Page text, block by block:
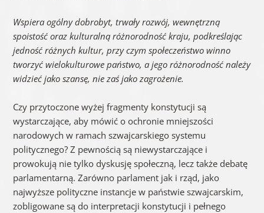
Wspiera ogólny dobrobyt, trwały rozwój, wewnętrzną
spoistość oraz kulturalną różnorodność kraju, podkreślając
jedność różnych kultur, przy czym społeczeństwo winno
tworzyć wielokulturowe państwo, a jego różnorodność należy
widzieć jako szansę, nie zaś jako zagrożenie.
Czy przytoczone wyżej fragmenty konstytucji są
wystarczające, aby mówić o ochronie mniejszości
narodowych w ramach szwajcarskiego systemu
politycznego? Z pewnością są niewystarczające i
prowokują nie tylko dyskusję społeczną, lecz także debatę
parlamentarną. Zarówno parlament jak i rząd, jako
najwyższe polityczne instancje w państwie szwajcarskim,
zobligowane są do interpretacji konstytucji i pełnego